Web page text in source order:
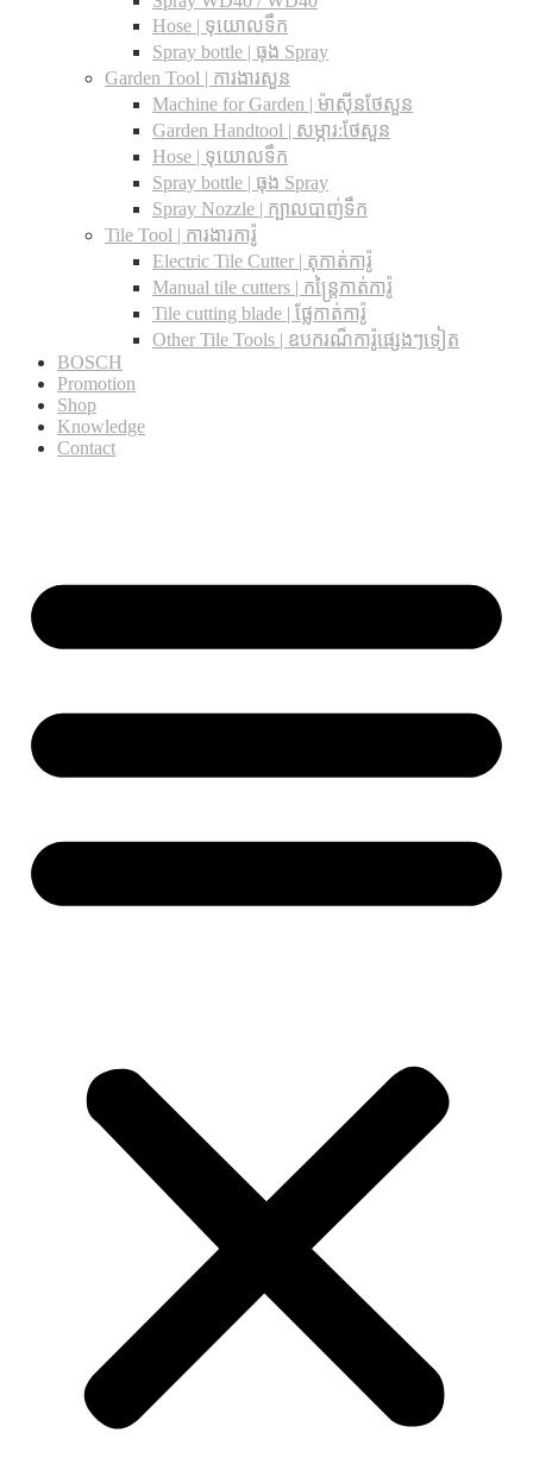
Hose | ទុយោលទឹក
Spray bottle | ធុង Spray
Garden Tool | ការងារសួន
Machine for Garden | ម៉ាស៊ីនថែសួន
Garden Handtool | សម្ភារ:ថែសួន
Hose | ទុយោលទឹក
Spray bottle | ធុង Spray
Spray Nozzle | ក្បាលបាញ់ទឹក
Tile Tool | ការងារការ៉ូ
Electric Tile Cutter | តុកាត់ការ៉ូ
Manual tile cutters | កន្ត្រៃកាត់ការ៉ូ
Tile cutting blade | ផ្លែកាត់ការ៉ូ
Other Tile Tools | ឧបករណ៏ការ៉ូផ្សេងៗទៀត
BOSCH
Promotion
Shop
Knowledge
Contact